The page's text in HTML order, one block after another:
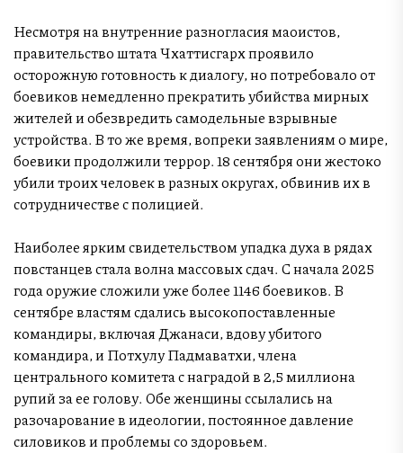
Несмотря на внутренние разногласия маоистов,
правительство штата Чхаттисгарх проявило
осторожную готовность к диалогу, но потребовало от
боевиков немедленно прекратить убийства мирных
жителей и обезвредить самодельные взрывные
устройства. В то же время, вопреки заявлениям о мире,
боевики продолжили террор. 18 сентября они жестоко
убили троих человек в разных округах, обвинив их в
сотрудничестве с полицией.
Наиболее ярким свидетельством упадка духа в рядах
повстанцев стала волна массовых сдач. С начала 2025
года оружие сложили уже более 1146 боевиков. В
сентябре властям сдались высокопоставленные
командиры, включая Джанаси, вдову убитого
командира, и Потхулу Падмаватхи, члена
центрального комитета с наградой в 2,5 миллиона
рупий за ее голову. Обе женщины ссылались на
разочарование в идеологии, постоянное давление
силовиков и проблемы со здоровьем.